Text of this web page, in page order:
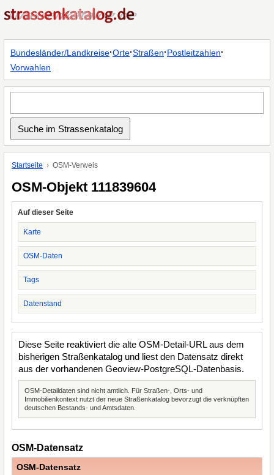
Bundesländer/Landkreise·Orte·Straßen·Postleitzahlen·
Vorwahlen
Startseite OSM-Verweis
OSM-Objekt 111839604
Auf dieser Seite
Karte
OSM-Daten
Tags
Datenstand
Diese Seite reaktiviert die alte OSM-Detail-URL aus dem
bisherigen Straßenkatalog und liest den Datensatz direkt
aus der vorhandenen Geoview-PostgreSQL-Datenbasis.
OSM-Detaildaten sind nicht amtlich. Für Straßen-, Orts- und
Immobilienkontext nutzt der neue Straßenkatalog bevorzugt die verknüpften
deutschen Bestands- und Amtsdaten.
OSM-Datensatz
OSM-Datensatz